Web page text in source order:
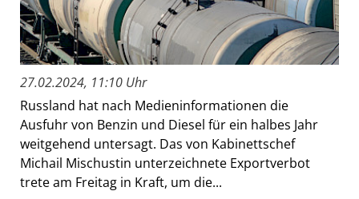
27.02.2024, 11:10 Uhr
Russland hat nach Medieninformationen die
Ausfuhr von Benzin und Diesel für ein halbes Jahr
weitgehend untersagt. Das von Kabinettschef
Michail Mischustin unterzeichnete Exportverbot
trete am Freitag in Kraft, um die...